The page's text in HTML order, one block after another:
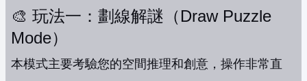
🎨 玩法一：劃線解謎（Draw Puzzle
Mode）
本模式主要考驗您的空間推理和創意，操作非常直